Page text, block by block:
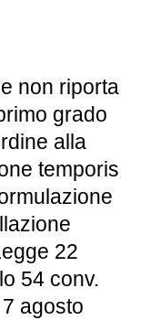
non riporta
grado
alla
temporis
22
54 conv.
agosto